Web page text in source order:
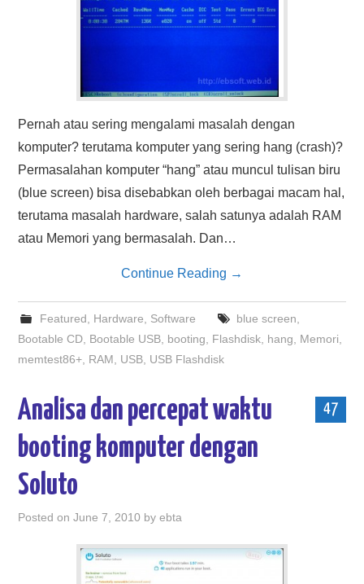
Pernah atau sering mengalami masalah dengan
komputer? terutama komputer yang sering hang (crash)?
Permasalahan komputer “hang” atau muncul tulisan biru
(blue screen) bisa disebabkan oleh berbagai macam hal,
terutama masalah hardware, salah satunya adalah RAM
atau Memori yang bermasalah. Dan…
Continue Reading →
Featured Hardware Software blue screen
Bootable CD Bootable USB booting Flashdisk hang Memori
memtest86+ RAM USB USB Flashdisk
47
Analisa dan percepat waktu
booting komputer dengan
Soluto
Posted onJune 7, 2010 byebta